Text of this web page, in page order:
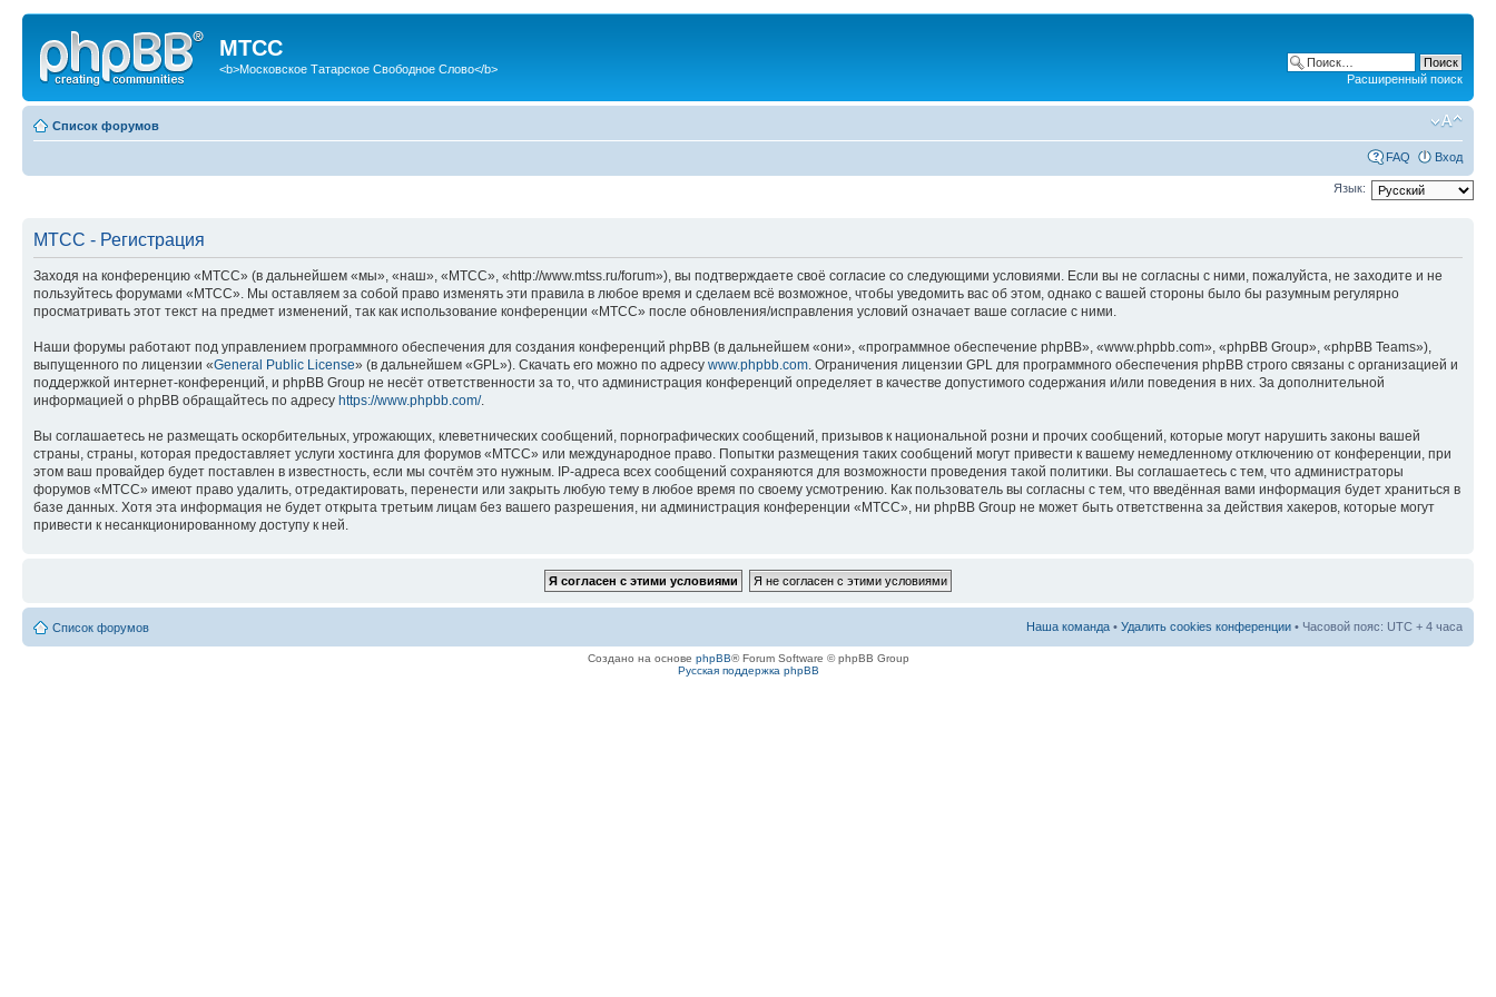
МТСС
<b>Московское Татарское Свободное Слово</b>
Расширенный поиск
Список форумов
FAQ Вход
Язык:
МТСС - Регистрация
Заходя на конференцию «МТСС» (в дальнейшем «мы», «наш», «МТСС», «http://www.mtss.ru/forum»), вы подтверждаете своё согласие со следующими условиями. Если вы не согласны с ними, пожалуйста, не заходите и не
пользуйтесь форумами «МТСС». Мы оставляем за собой право изменять эти правила в любое время и сделаем всё возможное, чтобы уведомить вас об этом, однако с вашей стороны было бы разумным регулярно
просматривать этот текст на предмет изменений, так как использование конференции «МТСС» после обновления/исправления условий означает ваше согласие с ними.
Наши форумы работают под управлением программного обеспечения для создания конференций phpBB (в дальнейшем «они», «программное обеспечение phpBB», «www.phpbb.com», «phpBB Group», «phpBB Teams»),
выпущенного по лицензии «General Public License» (в дальнейшем «GPL»). Скачать его можно по адресу www.phpbb.com. Ограничения лицензии GPL для программного обеспечения phpBB строго связаны с организацией и
поддержкой интернет-конференций, и phpBB Group не несёт ответственности за то, что администрация конференций определяет в качестве допустимого содержания и/или поведения в них. За дополнительной
информацией о phpBB обращайтесь по адресу https://www.phpbb.com/.
Вы соглашаетесь не размещать оскорбительных, угрожающих, клеветнических сообщений, порнографических сообщений, призывов к национальной розни и прочих сообщений, которые могут нарушить законы вашей
страны, страны, которая предоставляет услуги хостинга для форумов «МТСС» или международное право. Попытки размещения таких сообщений могут привести к вашему немедленному отключению от конференции, при
этом ваш провайдер будет поставлен в известность, если мы сочтём это нужным. IP-адреса всех сообщений сохраняются для возможности проведения такой политики. Вы соглашаетесь с тем, что администраторы
форумов «МТСС» имеют право удалить, отредактировать, перенести или закрыть любую тему в любое время по своему усмотрению. Как пользователь вы согласны с тем, что введённая вами информация будет храниться в
базе данных. Хотя эта информация не будет открыта третьим лицам без вашего разрешения, ни администрация конференции «МТСС», ни phpBB Group не может быть ответственна за действия хакеров, которые могут
привести к несанкционированному доступу к ней.
Список форумов Наша команда • Удалить cookies конференции • Часовой пояс: UTC + 4 часа
Создано на основе phpBB® Forum Software © phpBB Group
Русская поддержка phpBB